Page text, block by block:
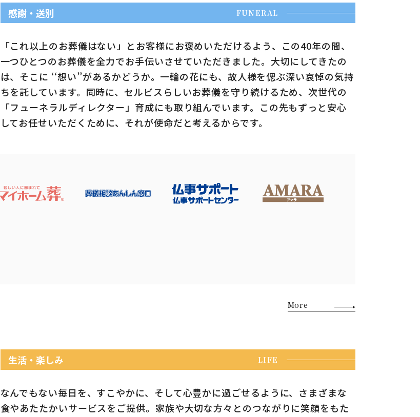
感謝・送別
「これ以上のお葬儀はない」とお客様にお褒めいただけるよう、この40年の間、
一つひとつのお葬儀を全力でお手伝いさせていただきました。大切にしてきたの
は、そこに ‘‘想い’’があるかどうか。一輪の花にも、故人様を偲ぶ深い哀悼の気持
ちを託しています。同時に、セルビスらしいお葬儀を守り続けるため、次世代の
「フューネラルディレクター」育成にも取り組んでいます。この先もずっと安心
してお任せいただくために、それが使命だと考えるからです。
More
生活・楽しみ
なんでもない毎日を、すこやかに、そして心豊かに過ごせるように、さまざまな
食やあたたかいサービスをご提供。家族や大切な方々とのつながりに笑顔をもた